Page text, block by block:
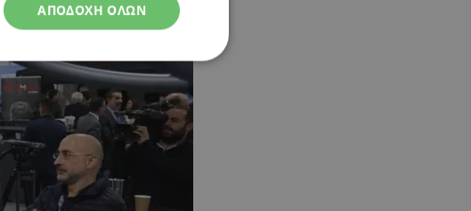
ΑΠΟΔΟΧΗ ΟΛΩΝ